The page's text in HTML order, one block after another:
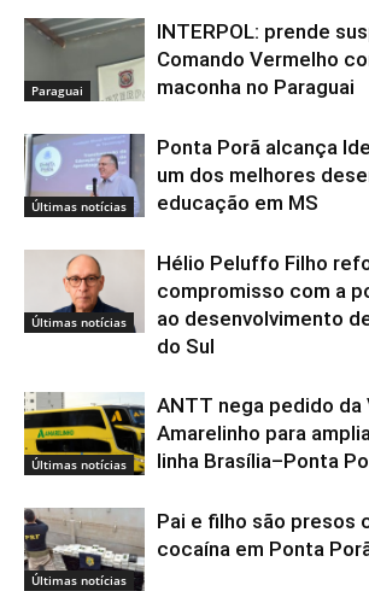
Paraguai
INTERPOL: prende
Comando Vermelho
maconha no Paraguai
Últimas notícias
Ponta Porã alcança
um dos melhores
educação em MS
Últimas notícias
Hélio Peluffo Filho
compromisso com a
ao desenvolvimento
do Sul
Últimas notícias
ANTT nega pedido da
Amarelinho para
linha Brasília–Ponta
Últimas notícias
Pai e filho são presos
cocaína em Ponta